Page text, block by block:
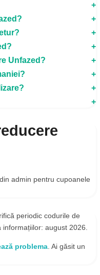
Unfazed?
admin pentru cupoanele
periodic codurile de
august 2026.
problema . Ai găsit un